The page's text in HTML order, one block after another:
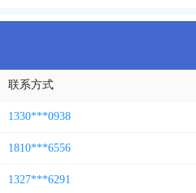
联系方式
1330***0938
1810***6556
1327***6291